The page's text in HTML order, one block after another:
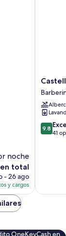
noche
en total
- 26 ago
y cargos
Castello
Del
Nero
-
Podere
San
Filippo
9.8
de
9.8
41
OneKeyCash en